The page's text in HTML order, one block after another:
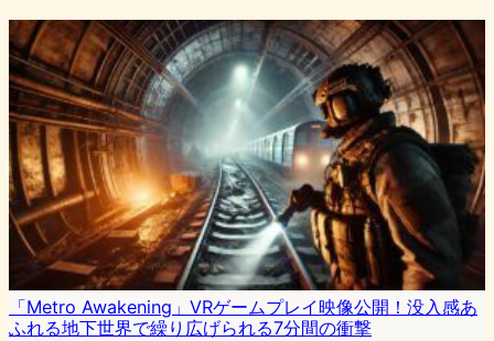
「Metro Awakening」VRゲームプレイ映像公開！没入感あ
ふれる地下世界で繰り広げられる7分間の衝撃